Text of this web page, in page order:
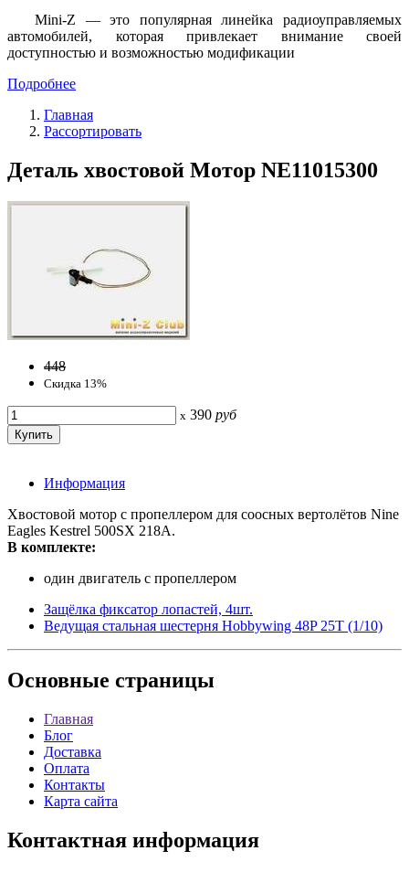
Mini-Z — это популярная линейка радиоуправляемых
автомобилей, которая привлекает внимание своей
доступностью и возможностью модификации
Подробнее
Главная
Рассортировать
Деталь хвостовой Мотор NE11015300
448
Скидка 13%
x 390 руб
Информация
Хвостовой мотор с пропеллером для соосных вертолётов Nine
Eagles Kestrel 500SX 218A.
В комплекте:
один двигатель с пропеллером
Защёлка фиксатор лопастей, 4шт.
Ведущая стальная шестерня Hobbywing 48P 25T (1/10)
Основные страницы
Главная
Блог
Доставка
Оплата
Контакты
Карта сайта
Контактная информация